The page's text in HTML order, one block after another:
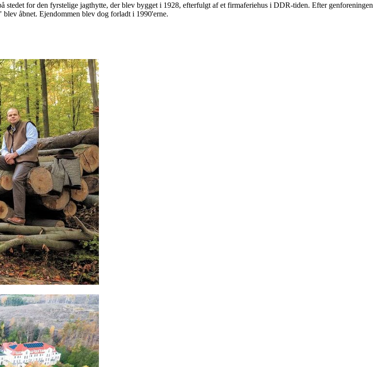
for den fyrstelige jagthytte, der blev bygget i 1928, efterfulgt af et firmaferiehus i DDR-tiden. Efter genforeningen
åbnet. Ejendommen blev dog forladt i 1990'erne.